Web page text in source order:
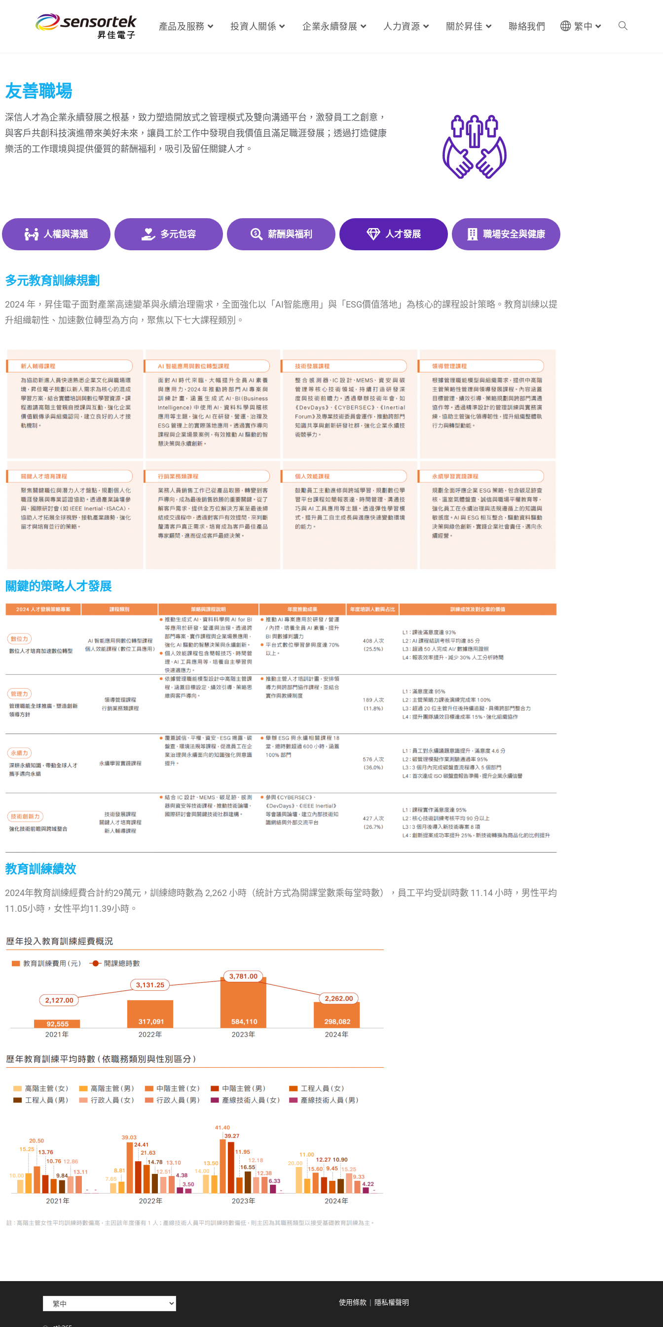
產品及服務 投資人關係 企業永續發展 人力資源 關於昇佳 聯絡我們 繁中
友善職場
深信人才為企業永續發展之根基，致力塑造開放式之管理模式及雙向溝通平台，激發員工之創意，
與客戶共創科技演進帶來美好未來，讓員工於工作中發現自我價值且滿足職涯發展；透過打造健康
樂活的工作環境與提供優質的薪酬福利，吸引及留任關鍵人才。
人權與溝通 多元包容 薪酬與福利 人才發展 職場安全與健康
多元教育訓練規劃
2024 年，昇佳電子面對產業高速變革與永續治理需求，全面強化以「AI智能應用」與「ESG價值落地」為核心的課程設計策略。教育訓練以提
升組織韌性、加速數位轉型為方向，聚焦以下七大課程類別。
關鍵的策略人才發展
教育訓練績效
2024年教育訓練經費合計約29萬元，訓練總時數為 2,262 小時（統計方式為開課堂數乘每堂時數），員工平均受訓時數 11.14 小時，男性平均
11.05小時，女性平均11.39小時。
使用條款 | 隱私權聲明